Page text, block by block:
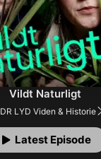
Vildt Naturligt
DR LYD Viden & Historie
Latest Episode